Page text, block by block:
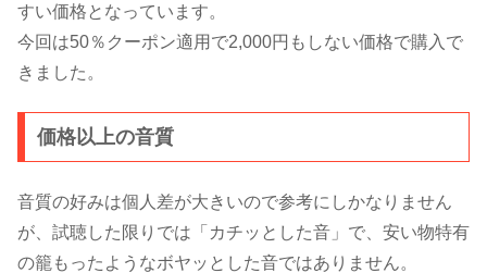
すい価格となっています。
今回は50％クーポン適用で2,000円もしない価格で購入で
きました。
価格以上の音質
音質の好みは個人差が大きいので参考にしかなりません
が、試聴した限りでは「カチッとした音」で、安い物特有
の籠もったようなボヤッとした音ではありません。